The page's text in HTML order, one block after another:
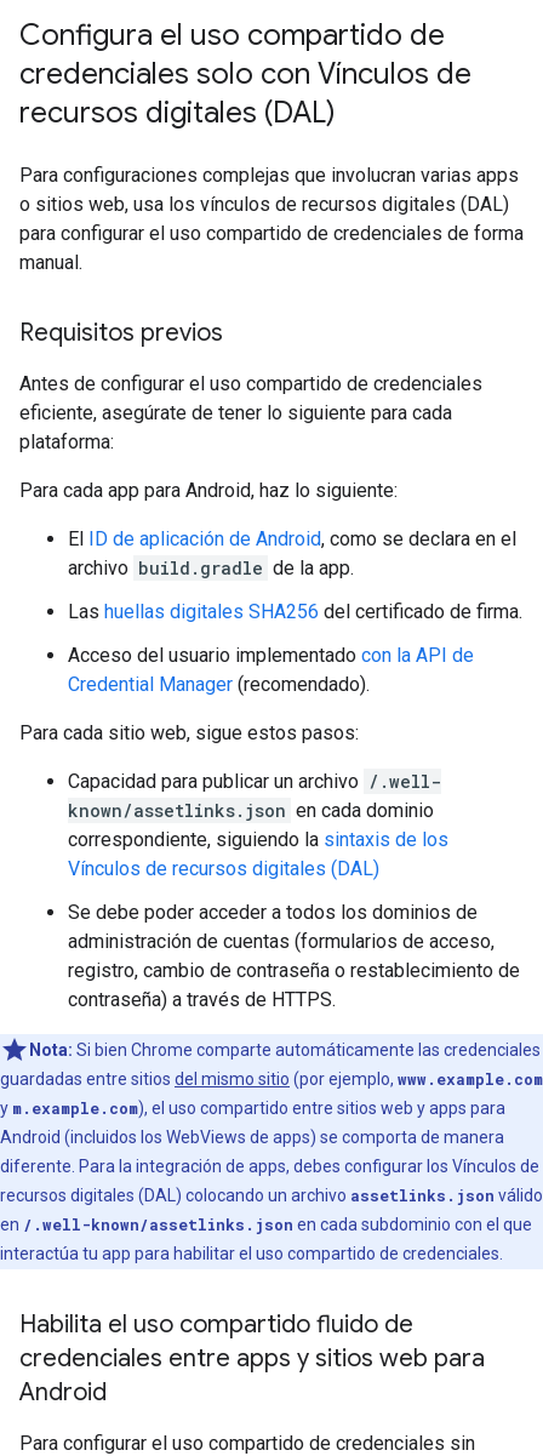
Configura el uso compartido de
credenciales solo con Vínculos de
recursos digitales (DAL)
Para configuraciones complejas que involucran varias apps
o sitios web, usa los vínculos de recursos digitales (DAL)
para configurar el uso compartido de credenciales de forma
manual.
Requisitos previos
Antes de configurar el uso compartido de credenciales
eficiente, asegúrate de tener lo siguiente para cada
plataforma:
Para cada app para Android, haz lo siguiente:
El ID de aplicación de Android, como se declara en el
archivo build.gradle de la app.
Las huellas digitales SHA256 del certificado de firma.
Acceso del usuario implementado con la API de
Credential Manager (recomendado).
Para cada sitio web, sigue estos pasos:
Capacidad para publicar un archivo /.well-
known/assetlinks.json en cada dominio
correspondiente, siguiendo la sintaxis de los
Vínculos de recursos digitales (DAL)
Se debe poder acceder a todos los dominios de
administración de cuentas (formularios de acceso,
registro, cambio de contraseña o restablecimiento de
contraseña) a través de HTTPS.
Nota: Si bien Chrome comparte automáticamente las credenciales
guardadas entre sitios del mismo sitio (por ejemplo, www.example.com
y m.example.com), el uso compartido entre sitios web y apps para
Android (incluidos los WebViews de apps) se comporta de manera
diferente. Para la integración de apps, debes configurar los Vínculos de
recursos digitales (DAL) colocando un archivo assetlinks.json válido
en /.well-known/assetlinks.json en cada subdominio con el que
interactúa tu app para habilitar el uso compartido de credenciales.
Habilita el uso compartido fluido de
credenciales entre apps y sitios web para
Android
Para configurar el uso compartido de credenciales sin